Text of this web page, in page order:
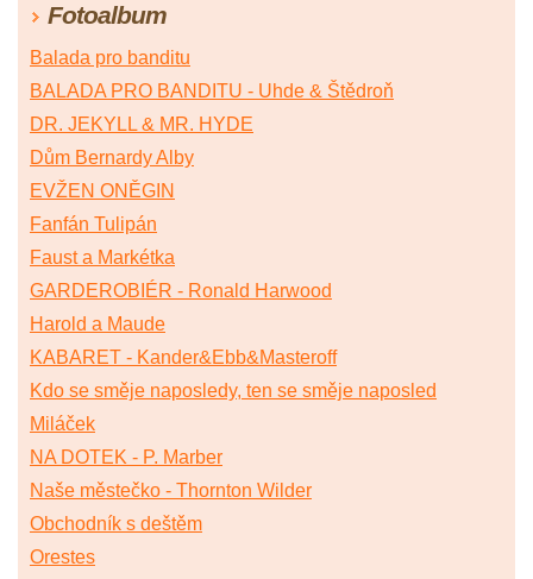
Fotoalbum
Balada pro banditu
BALADA PRO BANDITU - Uhde & Štědroň
DR. JEKYLL & MR. HYDE
Dům Bernardy Alby
EVŽEN ONĚGIN
Fanfán Tulipán
Faust a Markétka
GARDEROBIÉR - Ronald Harwood
Harold a Maude
KABARET - Kander&Ebb&Masteroff
Kdo se směje naposledy, ten se směje naposled
Miláček
NA DOTEK - P. Marber
Naše městečko - Thornton Wilder
Obchodník s deštěm
Orestes